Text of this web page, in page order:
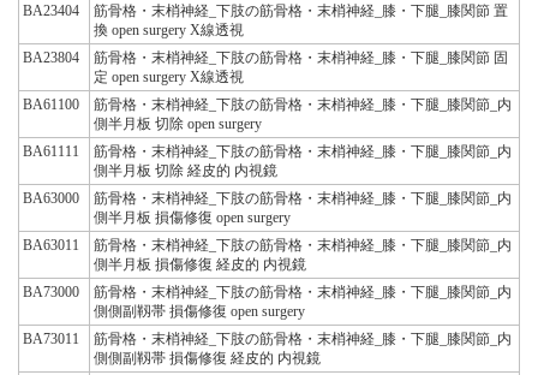
BA23404
筋骨格・末梢神経_下肢の筋骨格・末梢神経_膝・下腿_膝関節 置
換 open surgery X線透視
BA23804
筋骨格・末梢神経_下肢の筋骨格・末梢神経_膝・下腿_膝関節 固
定 open surgery X線透視
BA61100
筋骨格・末梢神経_下肢の筋骨格・末梢神経_膝・下腿_膝関節_内
側半月板 切除 open surgery
BA61111
筋骨格・末梢神経_下肢の筋骨格・末梢神経_膝・下腿_膝関節_内
側半月板 切除 経皮的 内視鏡
BA63000
筋骨格・末梢神経_下肢の筋骨格・末梢神経_膝・下腿_膝関節_内
側半月板 損傷修復 open surgery
BA63011
筋骨格・末梢神経_下肢の筋骨格・末梢神経_膝・下腿_膝関節_内
側半月板 損傷修復 経皮的 内視鏡
BA73000
筋骨格・末梢神経_下肢の筋骨格・末梢神経_膝・下腿_膝関節_内
側側副靱帯 損傷修復 open surgery
BA73011
筋骨格・末梢神経_下肢の筋骨格・末梢神経_膝・下腿_膝関節_内
側側副靱帯 損傷修復 経皮的 内視鏡